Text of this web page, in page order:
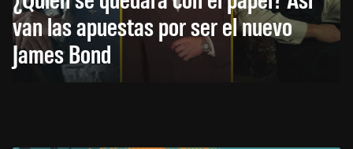
van las apuestas por ser el nuevo
James Bond